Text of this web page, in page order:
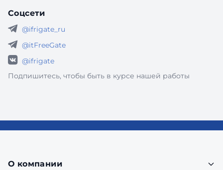
Соцсети
@ifrigate_ru
@itFreeGate
@ifrigate
Подпишитесь, чтобы быть в курсе нашей работы
О компании